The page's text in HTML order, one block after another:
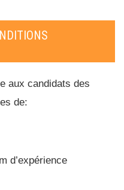
aux candidats des
de:
d’expérience